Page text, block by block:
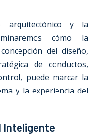
arquitectónico y la
cómo la
del diseño,
de conductos,
puede marcar la
y la experiencia del
Inteligente